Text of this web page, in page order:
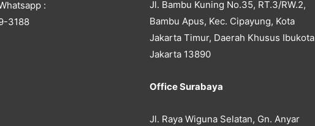
:
3188
Jl. Bambu Kuning No.35, RT.3/RW.2,
Bambu Apus, Kec. Cipayung, Kota
Jakarta Timur, Daerah Khusus Ibukota
Jakarta 13890
Office Surabaya
Jl. Raya Wiguna Selatan, Gn. Anyar